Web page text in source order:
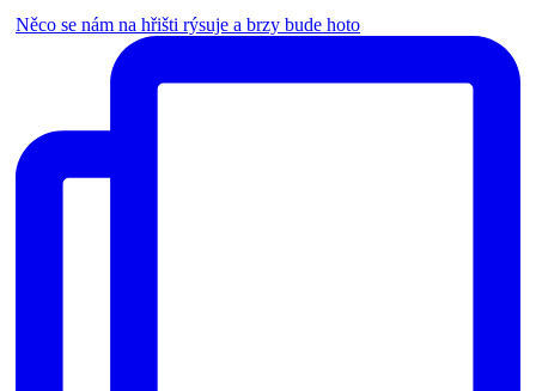
Něco se nám na hřišti rýsuje a brzy bude hoto